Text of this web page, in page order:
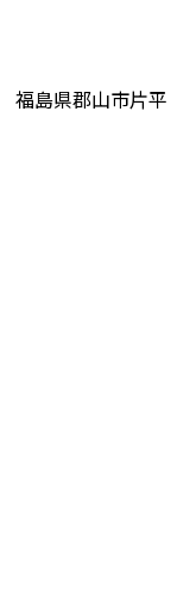
福島県郡山市片平